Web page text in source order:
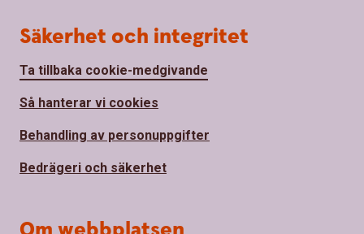
Säkerhet och integritet
Ta tillbaka cookie-medgivande
Så hanterar vi cookies
Behandling av personuppgifter
Bedrägeri och säkerhet